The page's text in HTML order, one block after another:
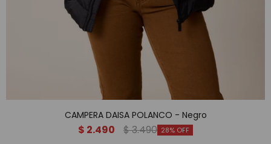
CAMPERA DAISA POLANCO - Negro
$ 2.490 $3.490 28